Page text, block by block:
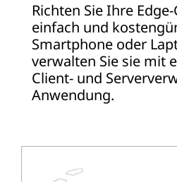
Richten Sie Ihre
einfach und
Smartphone oder
verwalten Sie sie mit
Client- und
Anwendung.